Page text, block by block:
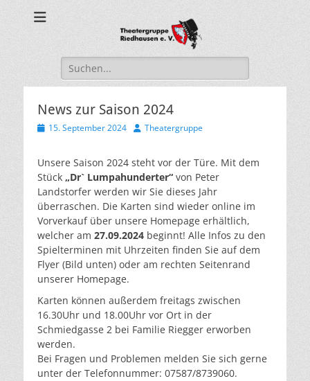
Theatergruppe
Riedhausen
Suche
nach:
News zur Saison 2024
Veröffentlicht
15. September 2024 AutorTheatergruppe
Unsere Saison 2024 steht vor der Türe. Mit dem
Stück „Dr` Lumpahunderter“ von Peter
Landstorfer werden wir Sie dieses Jahr
überraschen. Die Karten sind wieder online im
Vorverkauf über unsere Homepage erhältlich,
welcher am 27.09.2024 beginnt! Alle Infos zu den
Spielterminen mit Uhrzeiten finden Sie auf dem
Flyer (Bild unten) oder am rechten Seitenrand
unserer Homepage.
Karten können außerdem freitags zwischen
16.30Uhr und 18.00Uhr vor Ort in der
Schmiedgasse 2 bei Familie Riegger erworben
werden.
Bei Fragen und Problemen melden Sie sich gerne
unter der Telefonnummer: 07587/8739060.